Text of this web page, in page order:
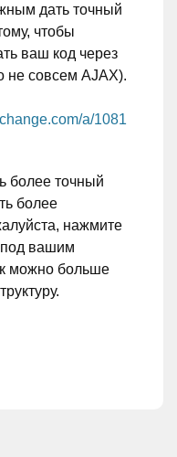
дать точный
чтобы
ваш код через
не совсем AJAX).
a/1081
более точный
более
нажмите
под вашим
можно больше